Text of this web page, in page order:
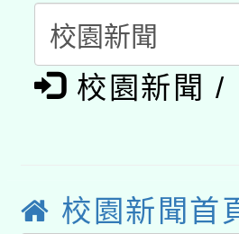
薪期間赴陸
轉知經濟部
業技術研究
115年8月
桃園市孔
2026年桃
關事宜
轉知教育部
校園新聞 /
校園新聞首